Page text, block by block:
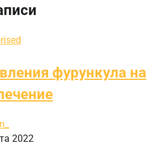
фурункула на
2022